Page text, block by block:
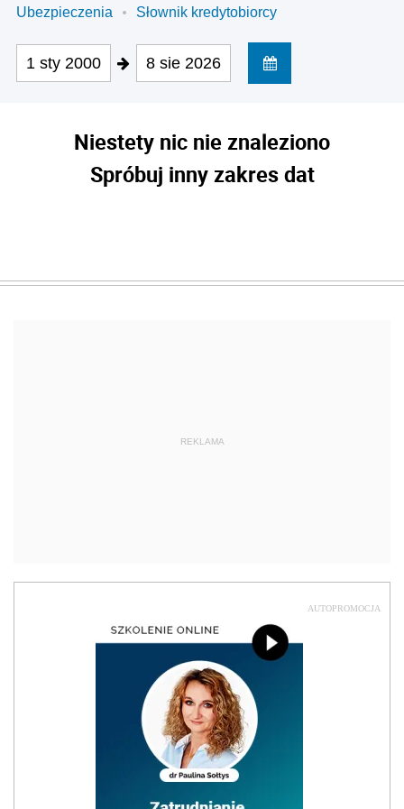
Ubezpieczenia
Słownik kredytobiorcy
1 sty 2000 8 sie 2026
Niestety nic nie znaleziono
Spróbuj inny zakres dat
REKLAMA
AUTOPROMOCJA